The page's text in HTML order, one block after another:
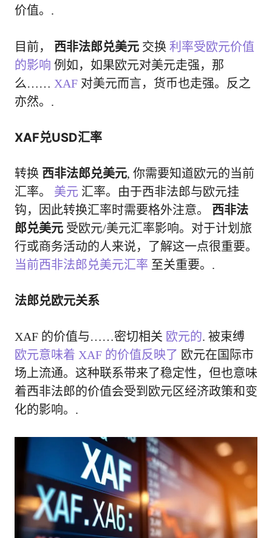
价值。.
目前， 西非法郎兑美元 交换 利率受欧元价值
的影响 例如，如果欧元对美元走强，那
么…… XAF 对美元而言，货币也走强。反之
亦然。.
XAF兑USD汇率
转换 西非法郎兑美元, 你需要知道欧元的当前
汇率。 美元 汇率。由于西非法郎与欧元挂
钩，因此转换汇率时需要格外注意。 西非法
郎兑美元 受欧元/美元汇率影响。对于计划旅
行或商务活动的人来说，了解这一点很重要。
当前西非法郎兑美元汇率 至关重要。.
法郎兑欧元关系
XAF 的价值与……密切相关 欧元的. 被束缚
欧元意味着 XAF 的价值反映了 欧元在国际市
场上流通。这种联系带来了稳定性，但也意味
着西非法郎的价值会受到欧元区经济政策和变
化的影响。.